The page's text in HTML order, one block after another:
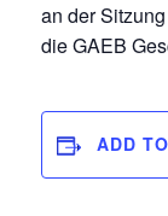
an der
die GAEB
ADD